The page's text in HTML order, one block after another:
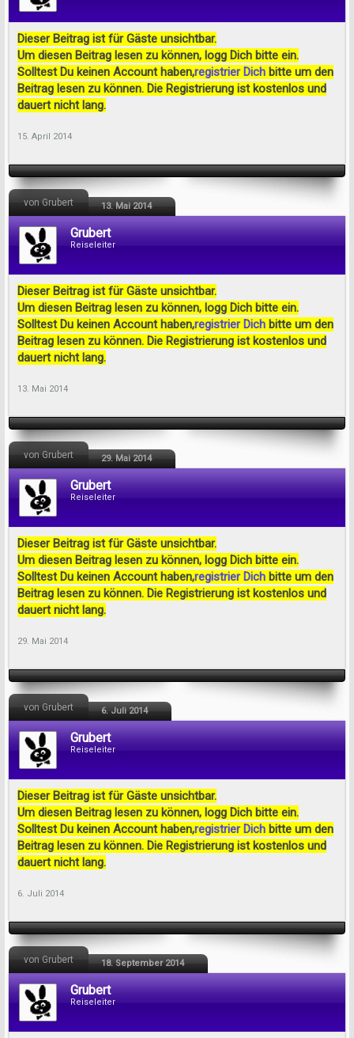
Dieser Beitrag ist für Gäste unsichtbar.
Um diesen Beitrag lesen zu können, logg Dich bitte ein.
Solltest Du keinen Account haben,registrier Dich bitte um den
Beitrag lesen zu können. Die Registrierung ist kostenlos und
dauert nicht lang.
15. April 2014
von Grubert 13. Mai 2014
Grubert
Reiseleiter
Dieser Beitrag ist für Gäste unsichtbar.
Um diesen Beitrag lesen zu können, logg Dich bitte ein.
Solltest Du keinen Account haben,registrier Dich bitte um den
Beitrag lesen zu können. Die Registrierung ist kostenlos und
dauert nicht lang.
13. Mai 2014
von Grubert 29. Mai 2014
Grubert
Reiseleiter
Dieser Beitrag ist für Gäste unsichtbar.
Um diesen Beitrag lesen zu können, logg Dich bitte ein.
Solltest Du keinen Account haben,registrier Dich bitte um den
Beitrag lesen zu können. Die Registrierung ist kostenlos und
dauert nicht lang.
29. Mai 2014
von Grubert 6. Juli 2014
Grubert
Reiseleiter
Dieser Beitrag ist für Gäste unsichtbar.
Um diesen Beitrag lesen zu können, logg Dich bitte ein.
Solltest Du keinen Account haben,registrier Dich bitte um den
Beitrag lesen zu können. Die Registrierung ist kostenlos und
dauert nicht lang.
6. Juli 2014
von Grubert 18. September 2014
Grubert
Reiseleiter